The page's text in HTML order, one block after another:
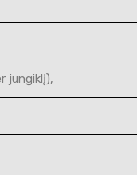
jungiklį),